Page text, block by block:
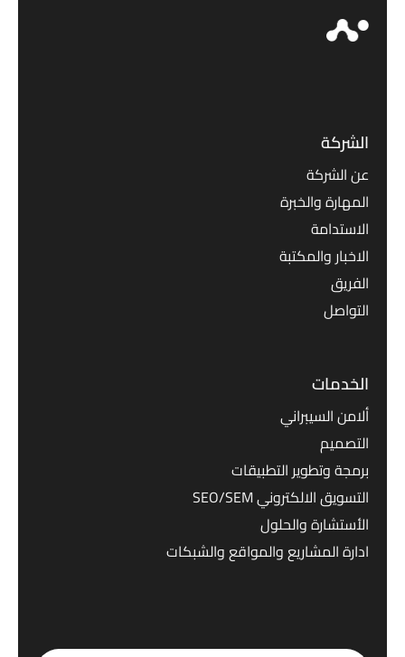
الشركة
عن الشركة
المهارة والخبرة
الاستدامة
الاخبار والمكتبة
الفريق
التواصل
الخدمات
ألامن السيبراني
التصميم
برمجة وتطوير التطبيقات
التسويق الالكتروني SEO/SEM
الأستشارة والحلول
ادارة المشاريع والمواقع والشبكات